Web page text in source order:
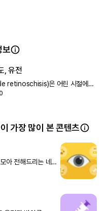
보
, 유전
retinoschisis)은 어린 시절에
하를
가장 많이 본 콘텐츠
아 전해드리는 네